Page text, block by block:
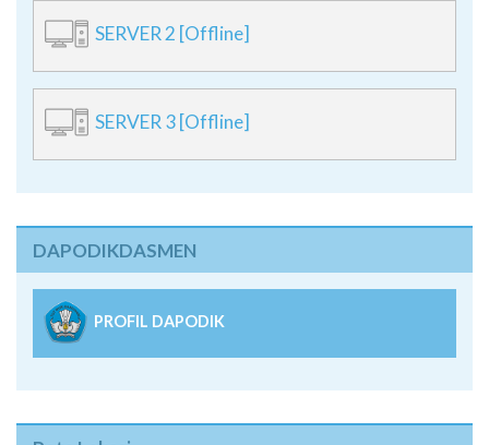
SERVER 2 [Offline]
SERVER 3 [Offline]
DAPODIKDASMEN
PROFIL DAPODIK